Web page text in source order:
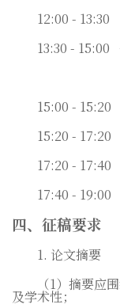
12:00 - 13:30
13:30 - 15:00
15:00 - 15:20
15:20 - 17:20
17:20 - 17:40
17:40 - 19:00
四、征稿要求
1. 论文摘要
（1）摘要应
及学术性；